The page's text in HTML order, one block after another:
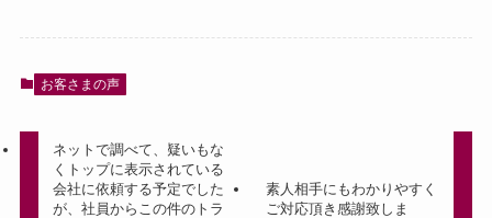
お客さまの声
ネットで調べて、疑いもな
くトップに表示されている
会社に依頼する予定でした
が、社員からこの件のトラ
素人相手にもわかりやすく
ご対応頂き感謝致しま